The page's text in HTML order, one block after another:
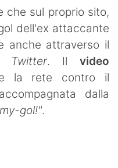
che sul proprio sito,
dell'ex attaccante
anche attraverso il
Twitter. Ilvideo
la rete contro il
dalla
gol!".